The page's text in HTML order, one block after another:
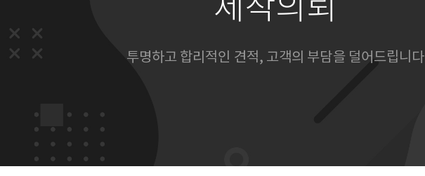
제작의뢰
투명하고 합리적인 견적, 고객의 부담을 덜어드립니다